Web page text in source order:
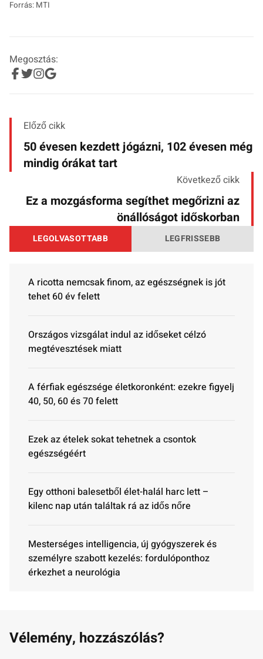
Forrás: MTI
Megosztás:
Előző cikk
50 évesen kezdett jógázni, 102 évesen még
mindig órákat tart
Következő cikk
Ez a mozgásforma segíthet megőrizni az
önállóságot időskorban
LEGOLVASOTTABB LEGFRISSEBB
A ricotta nemcsak finom, az egészségnek is jót
tehet 60 év felett
Országos vizsgálat indul az időseket célzó
megtévesztések miatt
A férfiak egészsége életkoronként: ezekre figyelj
40, 50, 60 és 70 felett
Ezek az ételek sokat tehetnek a csontok
egészségéért
Egy otthoni balesetből élet-halál harc lett –
kilenc nap után találtak rá az idős nőre
Mesterséges intelligencia, új gyógyszerek és
személyre szabott kezelés: fordulóponthoz
érkezhet a neurológia
Vélemény, hozzászólás?